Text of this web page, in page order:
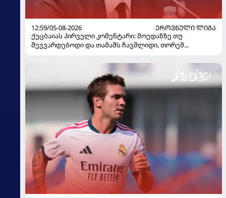
12:59/05-08-2026
ᲔᲠᲝᲕᲜᲣᲚᲘ ᲚᲘᲒᲐ
ქეცბაიას პირველი კომენტარი: მოედანზე თუ
შევვარდებოდი და თამაშს ჩავშლიდი, თორემ...